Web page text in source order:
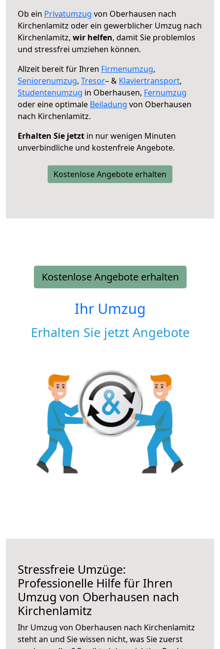
Ob ein Privatumzug von Oberhausen nach
Kirchenlamitz oder ein gewerblicher Umzug nach
Kirchenlamitz, wir helfen, damit Sie problemlos
und stressfrei umziehen können.
Allzeit bereit für Ihren Firmenumzug,
Seniorenumzug, Tresor– & Klaviertransport,
Studentenumzug in Oberhausen, Fernumzug
oder eine optimale Beiladung von Oberhausen
nach Kirchenlamitz.
Erhalten Sie jetzt in nur wenigen Minuten
unverbindliche und kostenfreie Angebote.
Kostenlose Angebote erhalten
Kostenlose Angebote erhalten
Ihr Umzug
Erhalten Sie jetzt Angebote
Stressfreie Umzüge:
Professionelle Hilfe für Ihren
Umzug von Oberhausen nach
Kirchenlamitz
Ihr Umzug von Oberhausen nach Kirchenlamitz
steht an und Sie wissen nicht, was Sie zuerst